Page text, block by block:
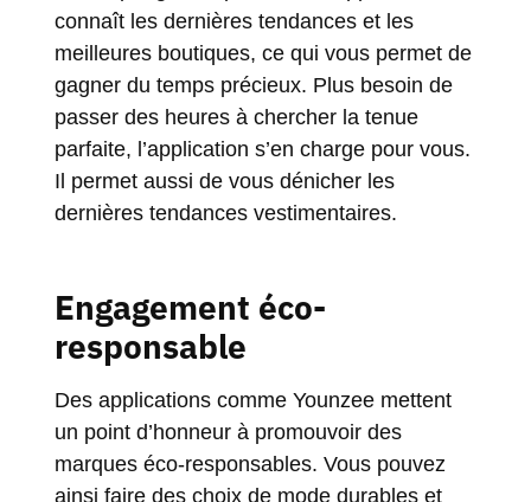
connaît les dernières tendances et les
meilleures boutiques, ce qui vous permet de
gagner du temps précieux. Plus besoin de
passer des heures à chercher la tenue
parfaite, l’application s’en charge pour vous.
Il permet aussi de vous dénicher les
dernières tendances vestimentaires.
Engagement éco-
responsable
Des applications comme Younzee mettent
un point d’honneur à promouvoir des
marques éco-responsables. Vous pouvez
ainsi faire des choix de mode durables et